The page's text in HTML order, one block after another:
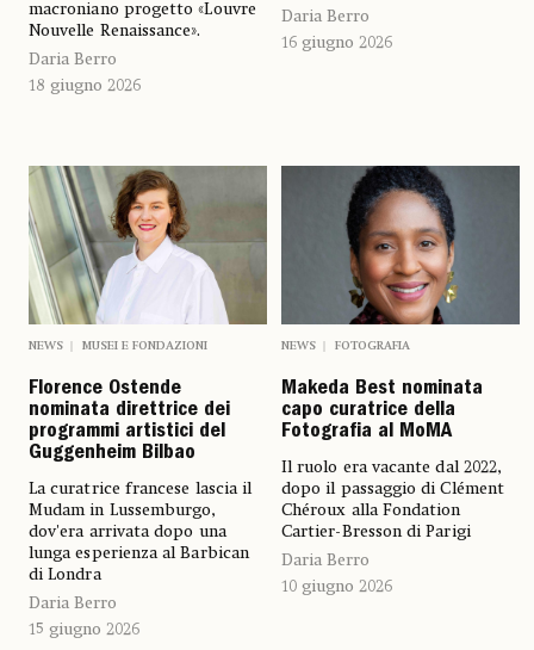
macroniano progetto «Louvre
Nouvelle Renaissance».
Daria Berro
18 giugno 2026
Daria Berro
16 giugno 2026
NEWS MUSEI E FONDAZIONI
Florence Ostende
nominata direttrice dei
programmi artistici del
Guggenheim Bilbao
La curatrice francese lascia il
Mudam in Lussemburgo,
dov'era arrivata dopo una
lunga esperienza al Barbican
di Londra
Daria Berro
15 giugno 2026
NEWS FOTOGRAFIA
Makeda Best nominata
capo curatrice della
Fotografia al MoMA
Il ruolo era vacante dal 2022,
dopo il passaggio di Clément
Chéroux alla Fondation
Cartier-Bresson di Parigi
Daria Berro
10 giugno 2026